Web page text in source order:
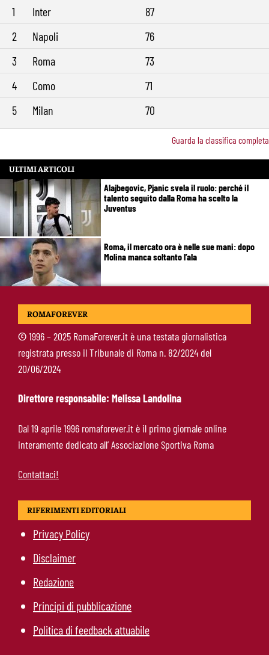
1 Inter
87
2
Napoli
76
3
Roma
73
4
Como
71
5
Milan 70
Guarda la classifica completa
ULTIMI ARTICOLI
Alajbegovic, Pjanic svela il ruolo: perché il
talento seguito dalla Roma ha scelto la
Juventus
Roma, il mercato ora è nelle sue mani: dopo
Molina manca soltanto l’ala
Calciomercato Roma, Angeliño e Kumbulla ai
sinistra
Pellegrini-Roma, rinnovo già impostato: ecco
cosa manca e quando può arrivare la firma
ROMAFOREVER
©1996 – 2025 RomaForever.it è una testata giornalistica
registrata presso il Tribunale di Roma n. 82/2024 del
20/06/2024
Direttore responsabile: Melissa Landolina
Dal 19 aprile 1996 romaforever.it è il primo giornale online
interamente dedicato all’ Associazione Sportiva Roma
Contattaci!
RIFERIMENTI EDITORIALI
Privacy Policy
Disclaimer
Redazione
Principi di pubblicazione
Politica di feedback attuabile